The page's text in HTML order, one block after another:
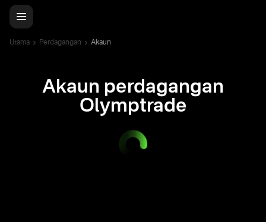
Utama Perdagangan Akaun
Akaun perdagangan
Olymptrade